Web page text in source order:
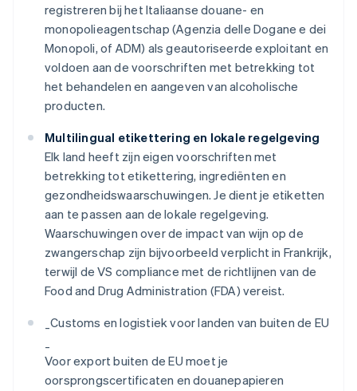
registreren bij het Italiaanse douane- en
monopolieagentschap (Agenzia delle Dogane e dei
Monopoli, of ADM) als geautoriseerde exploitant en
voldoen aan de voorschriften met betrekking tot
het behandelen en aangeven van alcoholische
producten.
Multilingual etikettering en lokale regelgeving
Elk land heeft zijn eigen voorschriften met
betrekking tot etikettering, ingrediënten en
gezondheidswaarschuwingen. Je dient je etiketten
aan te passen aan de lokale regelgeving.
Waarschuwingen over de impact van wijn op de
zwangerschap zijn bijvoorbeeld verplicht in Frankrijk,
terwijl de VS compliance met de richtlijnen van de
Food and Drug Administration (FDA) vereist.
_Customs en logistiek voor landen van buiten de EU
Voor export buiten de EU moet je
oorsprongscertificaten en douanepapieren